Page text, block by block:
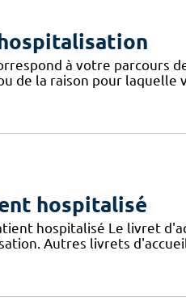
à votre parcours
de la raison pour laquelle
hospitalisé
hospitalisé Le livret
Autres livrets